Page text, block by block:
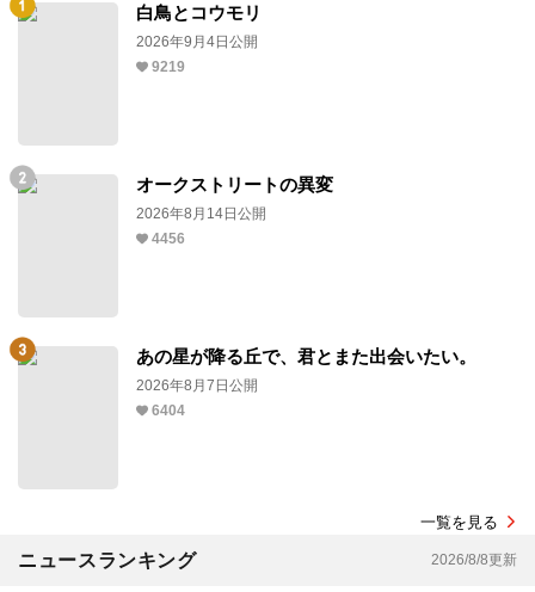
白鳥とコウモリ
2026年9月4日公開
9219
オークストリートの異変
2026年8月14日公開
4456
あの星が降る丘で、君とまた出会いたい。
2026年8月7日公開
6404
一覧を見る
ニュースランキング 2026/8/8更新